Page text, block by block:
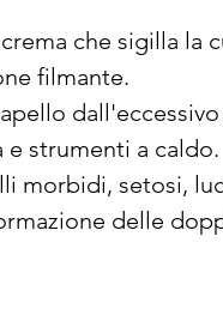
che sigilla la
filmante.
e strumenti a caldo.
morbidi, setosi,
delle